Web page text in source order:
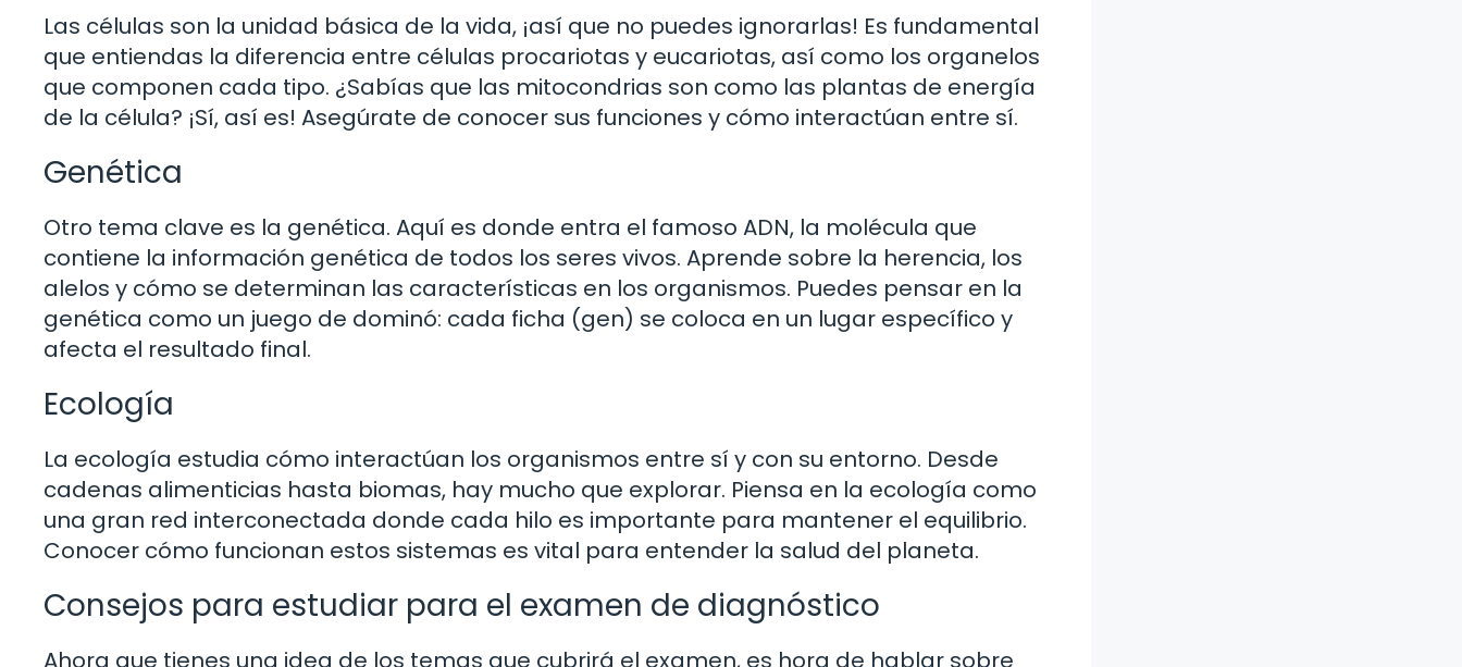
Las células son la unidad básica de la vida, ¡así que no puedes ignorarlas! Es fundamental
que entiendas la diferencia entre células procariotas y eucariotas, así como los organelos
que componen cada tipo. ¿Sabías que las mitocondrias son como las plantas de energía
de la célula? ¡Sí, así es! Asegúrate de conocer sus funciones y cómo interactúan entre sí.
Genética
Otro tema clave es la genética. Aquí es donde entra el famoso ADN, la molécula que
contiene la información genética de todos los seres vivos. Aprende sobre la herencia, los
alelos y cómo se determinan las características en los organismos. Puedes pensar en la
genética como un juego de dominó: cada ficha (gen) se coloca en un lugar específico y
afecta el resultado final.
Ecología
La ecología estudia cómo interactúan los organismos entre sí y con su entorno. Desde
cadenas alimenticias hasta biomas, hay mucho que explorar. Piensa en la ecología como
una gran red interconectada donde cada hilo es importante para mantener el equilibrio.
Conocer cómo funcionan estos sistemas es vital para entender la salud del planeta.
Consejos para estudiar para el examen de diagnóstico
Ahora que tienes una idea de los temas que cubrirá el examen, es hora de hablar sobre